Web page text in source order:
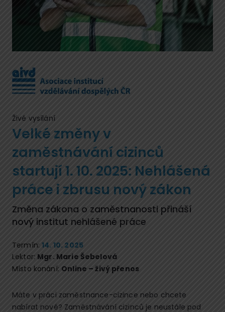
Živé vysílání
Velké změny v
zaměstnávání cizinců
startují 1. 10. 2025: Nehlášená
práce i zbrusu nový zákon
Změna zákona o zaměstnanosti přináší
nový institut nehlášené práce
Termín:14. 10. 2025
Lektor: Mgr. Marie Šebelová
Místo konání: Online – živý přenos
Máte v práci zaměstnance-cizince nebo chcete
nabírat nové? Zaměstnávání cizinců je neustále pod